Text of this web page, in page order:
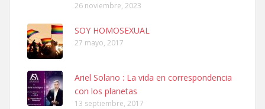
Adopcion
Busco casa de acogida para mi perrita ya que por temas de trabajo
26 noviembre, 2023
SOY HOMOSEXUAL
27 mayo, 2017
Ariel Solano : La vida en correspondencia
con los planetas
13 septiembre, 2017